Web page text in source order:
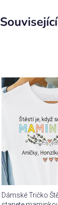
Dámské Tričko